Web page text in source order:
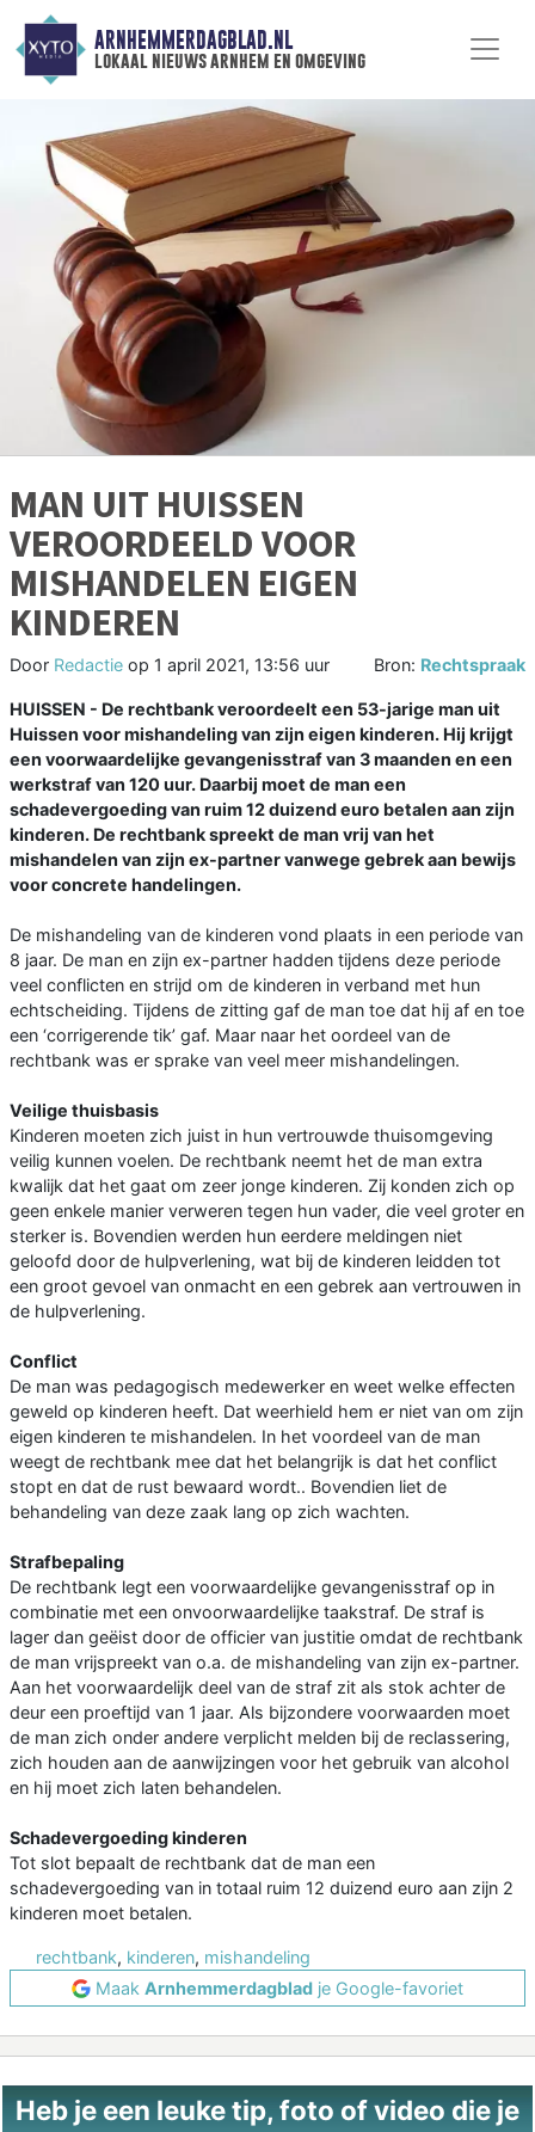
ARNHEMMERDAGBLAD.NL
lokaal nieuws arnhem en omgeving
MAN UIT HUISSEN
VEROORDEELD VOOR
MISHANDELEN EIGEN
KINDEREN
Door Redactie op 1 april 2021, 13:56 uur Bron: Rechtspraak
HUISSEN - De rechtbank veroordeelt een 53-jarige man uit
Huissen voor mishandeling van zijn eigen kinderen. Hij krijgt
een voorwaardelijke gevangenisstraf van 3 maanden en een
werkstraf van 120 uur. Daarbij moet de man een
schadevergoeding van ruim 12 duizend euro betalen aan zijn
kinderen. De rechtbank spreekt de man vrij van het
mishandelen van zijn ex-partner vanwege gebrek aan bewijs
voor concrete handelingen.
De mishandeling van de kinderen vond plaats in een periode van
8 jaar. De man en zijn ex-partner hadden tijdens deze periode
veel conflicten en strijd om de kinderen in verband met hun
echtscheiding. Tijdens de zitting gaf de man toe dat hij af en toe
een ‘corrigerende tik’ gaf. Maar naar het oordeel van de
rechtbank was er sprake van veel meer mishandelingen.
Veilige thuisbasis
Kinderen moeten zich juist in hun vertrouwde thuisomgeving
veilig kunnen voelen. De rechtbank neemt het de man extra
kwalijk dat het gaat om zeer jonge kinderen. Zij konden zich op
geen enkele manier verweren tegen hun vader, die veel groter en
sterker is. Bovendien werden hun eerdere meldingen niet
geloofd door de hulpverlening, wat bij de kinderen leidden tot
een groot gevoel van onmacht en een gebrek aan vertrouwen in
de hulpverlening.
Conflict
De man was pedagogisch medewerker en weet welke effecten
geweld op kinderen heeft. Dat weerhield hem er niet van om zijn
eigen kinderen te mishandelen. In het voordeel van de man
weegt de rechtbank mee dat het belangrijk is dat het conflict
stopt en dat de rust bewaard wordt.. Bovendien liet de
behandeling van deze zaak lang op zich wachten.
Strafbepaling
De rechtbank legt een voorwaardelijke gevangenisstraf op in
combinatie met een onvoorwaardelijke taakstraf. De straf is
lager dan geëist door de officier van justitie omdat de rechtbank
de man vrijspreekt van o.a. de mishandeling van zijn ex-partner.
Aan het voorwaardelijk deel van de straf zit als stok achter de
deur een proeftijd van 1 jaar. Als bijzondere voorwaarden moet
de man zich onder andere verplicht melden bij de reclassering,
zich houden aan de aanwijzingen voor het gebruik van alcohol
en hij moet zich laten behandelen.
Schadevergoeding kinderen
Tot slot bepaalt de rechtbank dat de man een
schadevergoeding van in totaal ruim 12 duizend euro aan zijn 2
kinderen moet betalen.
rechtbank, kinderen, mishandeling
Maak Arnhemmerdagblad je Google-favoriet
Heb je een leuke tip, foto of video die je